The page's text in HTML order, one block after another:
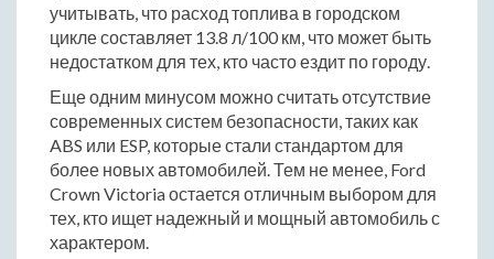
учитывать, что расход топлива в городском
цикле составляет 13.8 л/100 км, что может быть
недостатком для тех, кто часто ездит по городу.
Еще одним минусом можно считать отсутствие
современных систем безопасности, таких как
ABS или ESP, которые стали стандартом для
более новых автомобилей. Тем не менее, Ford
Crown Victoria остается отличным выбором для
тех, кто ищет надежный и мощный автомобиль с
характером.